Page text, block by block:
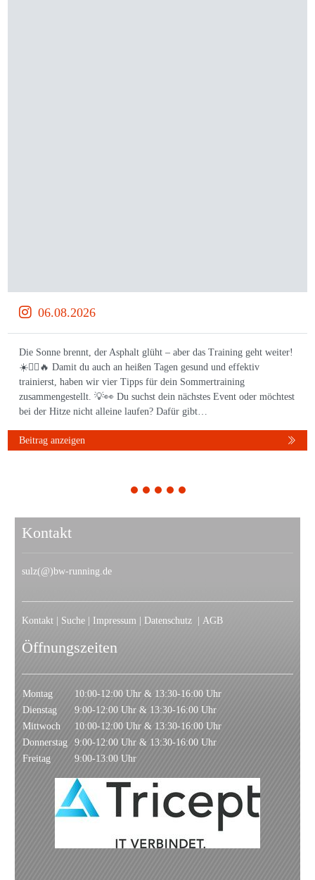
06.08.2026
Die Sonne brennt, der Asphalt glüht – aber das Training geht weiter!
☀️🏃‍♀️🔥 Damit du auch an heißen Tagen gesund und effektiv
trainierst, haben wir vier Tipps für dein Sommertraining
zusammengestellt. 💡👀 Du suchst dein nächstes Event oder möchtest
bei der Hitze nicht alleine laufen? Dafür gibt…
Beitrag anzeigen
1 2 3 4 5
Kontakt
sulz(@)bw-running.de
Kontakt Suche Impressum Datenschutz AGB
Öffnungszeiten
Montag
10:00-12:00 Uhr & 13:30-16:00 Uhr
Dienstag
9:00-12:00 Uhr & 13:30-16:00 Uhr
Mittwoch
10:00-12:00 Uhr & 13:30-16:00 Uhr
Donnerstag
9:00-12:00 Uhr & 13:30-16:00 Uhr
Freitag
9:00-13:00 Uhr